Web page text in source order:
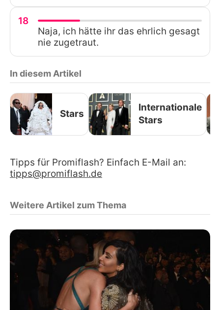
18
Naja, ich hätte ihr das ehrlich gesagt
nie zugetraut.
In diesem Artikel
Stars
Internationale
Stars
Tipps für Promiflash? Einfach E-Mail an:
tipps@promiflash.de
Weitere Artikel zum Thema